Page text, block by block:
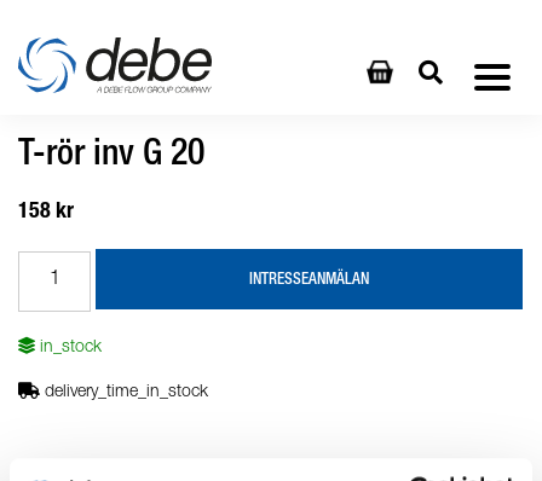
T-rör inv G 20
158 kr
INTRESSEANMÄLAN
in_stock
delivery_time_in_stock